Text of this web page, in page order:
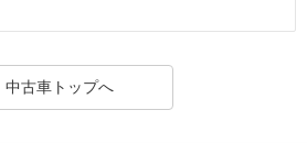
中古車トップへ